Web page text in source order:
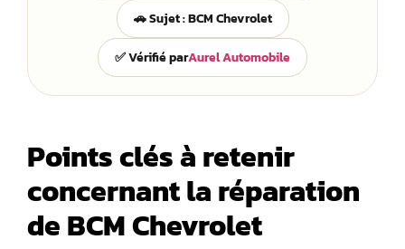
🚗 Sujet : BCM Chevrolet
✅ Vérifié parAurel Automobile
Points clés à retenir
concernant la réparation
de BCM Chevrolet